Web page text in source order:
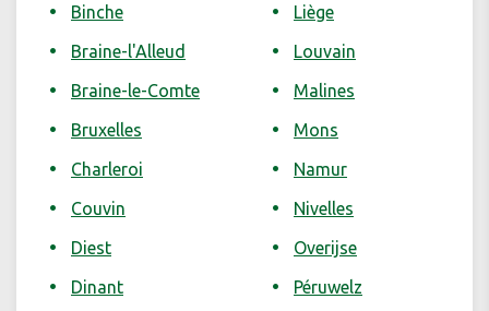
Binche
Braine-l'Alleud
Braine-le-Comte
Bruxelles
Charleroi
Couvin
Diest
Dinant
Liège
Louvain
Malines
Mons
Namur
Nivelles
Overijse
Péruwelz